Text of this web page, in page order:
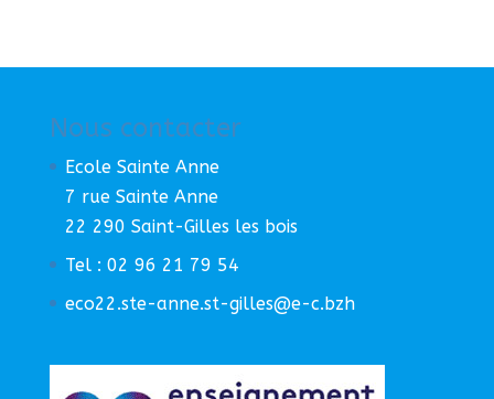
Nous contacter
Ecole Sainte Anne
7 rue Sainte Anne
22 290 Saint-Gilles les bois
Tel : 02 96 21 79 54
eco22.ste-anne.st-gilles@e-c.bzh